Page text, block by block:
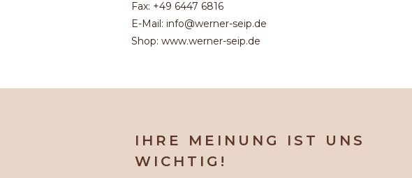
Fax: +49 6447 6816
E-Mail: info@werner-seip.de
Shop: www.werner-seip.de
IHRE MEINUNG IST UNS
WICHTIG!